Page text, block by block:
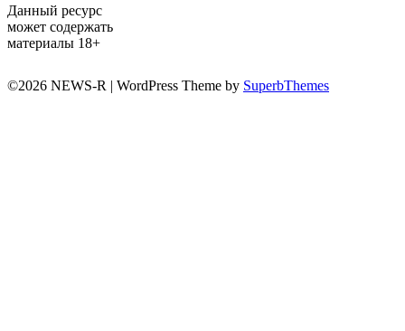
Данный ресурс
может содержать
материалы 18+
©2026 NEWS-R | WordPress Theme by SuperbThemes